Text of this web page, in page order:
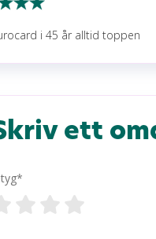
i 45 år alltid toppen
ett